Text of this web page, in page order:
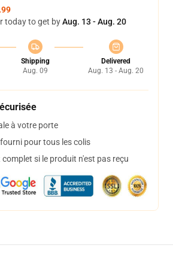
today to get byAug. 13 - Aug. 20
Shipping
Aug. 09
Delivered
Aug. 13 - Aug. 20
à votre porte
pour tous les colis
si le produit n'est pas reçu